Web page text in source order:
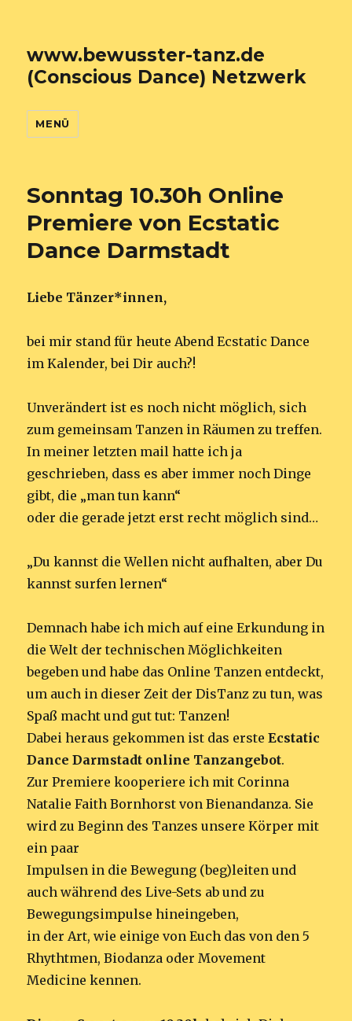
www.bewusster-tanz.de
(Conscious Dance) Netzwerk
MENÜ
Sonntag 10.30h Online
Premiere von Ecstatic
Dance Darmstadt
Liebe Tänzer*innen,
bei mir stand für heute Abend Ecstatic Dance
im Kalender, bei Dir auch?!
Unverändert ist es noch nicht möglich, sich
zum gemeinsam Tanzen in Räumen zu treffen.
In meiner letzten mail hatte ich ja
geschrieben, dass es aber immer noch Dinge
gibt, die „man tun kann“
oder die gerade jetzt erst recht möglich sind…
„Du kannst die Wellen nicht aufhalten, aber Du
kannst surfen lernen“
Demnach habe ich mich auf eine Erkundung in
die Welt der technischen Möglichkeiten
begeben und habe das Online Tanzen entdeckt,
um auch in dieser Zeit der DisTanz zu tun, was
Spaß macht und gut tut: Tanzen!
Dabei heraus gekommen ist das ersteEcstatic
Dance Darmstadt online Tanzangebot.
Zur Premiere kooperiere ich mit Corinna
Natalie Faith Bornhorst von Bienandanza. Sie
wird zu Beginn des Tanzes unsere Körper mit
ein paar
Impulsen in die Bewegung (beg)leiten und
auch während des Live-Sets ab und zu
Bewegungsimpulse hineingeben,
in der Art, wie einige von Euch das von den 5
Rhythtmen, Biodanza oder Movement
Medicine kennen.